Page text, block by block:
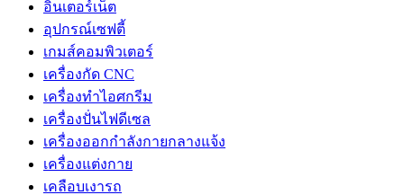
อินเตอร์เน็ต
อุปกรณ์เซฟตี้
เกมส์คอมพิวเตอร์
เครื่องกัด CNC
เครื่องทำไอศกรีม
เครื่องปั่นไฟดีเซล
เครื่องออกกำลังกายกลางแจ้ง
เครื่องแต่งกาย
เคลือบเงารถ